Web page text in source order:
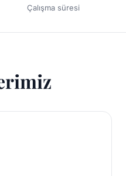
Çalışma süresi